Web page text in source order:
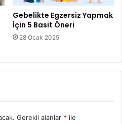
Gebelikte Egzersiz Yapmak
İçin 5 Basit Öneri
28 Ocak 2025
Gerekli alanlar * ile